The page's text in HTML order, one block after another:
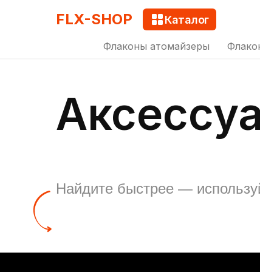
Каталог
Флаконы атомайзеры
FLX-SHOP
Найдите быстрее —